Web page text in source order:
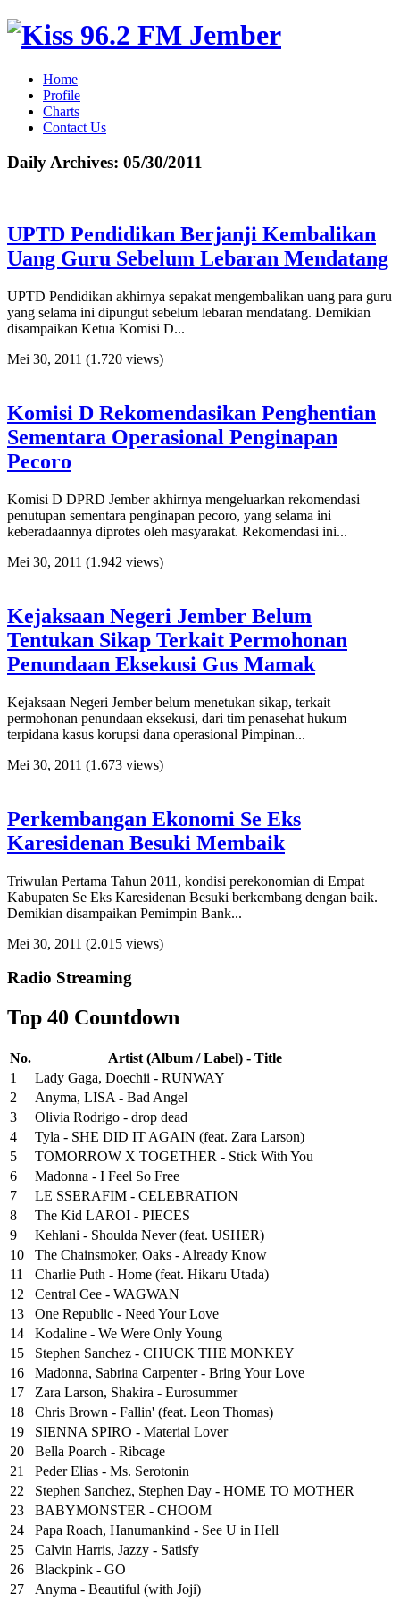
Home
Profile
Charts
Contact Us
Daily Archives: 05/30/2011
UPTD Pendidikan Berjanji Kembalikan
Uang Guru Sebelum Lebaran Mendatang
UPTD Pendidikan akhirnya sepakat mengembalikan uang para guru
yang selama ini dipungut sebelum lebaran mendatang. Demikian
disampaikan Ketua Komisi D...
Mei 30, 2011 (1.720 views)
Komisi D Rekomendasikan Penghentian
Sementara Operasional Penginapan
Pecoro
Komisi D DPRD Jember akhirnya mengeluarkan rekomendasi
penutupan sementara penginapan pecoro, yang selama ini
keberadaannya diprotes oleh masyarakat. Rekomendasi ini...
Mei 30, 2011 (1.942 views)
Kejaksaan Negeri Jember Belum
Tentukan Sikap Terkait Permohonan
Penundaan Eksekusi Gus Mamak
Kejaksaan Negeri Jember belum menetukan sikap, terkait
permohonan penundaan eksekusi, dari tim penasehat hukum
terpidana kasus korupsi dana operasional Pimpinan...
Mei 30, 2011 (1.673 views)
Perkembangan Ekonomi Se Eks
Karesidenan Besuki Membaik
Triwulan Pertama Tahun 2011, kondisi perekonomian di Empat
Kabupaten Se Eks Karesidenan Besuki berkembang dengan baik.
Demikian disampaikan Pemimpin Bank...
Mei 30, 2011 (2.015 views)
Radio Streaming
Top 40 Countdown
No.
Artist (Album / Label) - Title
1
Lady Gaga, Doechii - RUNWAY
2
Anyma, LISA - Bad Angel
3
Olivia Rodrigo - drop dead
4
Tyla - SHE DID IT AGAIN (feat. Zara Larson)
5
TOMORROW X TOGETHER - Stick With You
6
Madonna - I Feel So Free
7
LE SSERAFIM - CELEBRATION
8
The Kid LAROI - PIECES
9
Kehlani - Shoulda Never (feat. USHER)
10
The Chainsmoker, Oaks - Already Know
11
Charlie Puth - Home (feat. Hikaru Utada)
12
Central Cee - WAGWAN
13
One Republic - Need Your Love
14
Kodaline - We Were Only Young
15
Stephen Sanchez - CHUCK THE MONKEY
16
Madonna, Sabrina Carpenter - Bring Your Love
17
Zara Larson, Shakira - Eurosummer
18
Chris Brown - Fallin' (feat. Leon Thomas)
19
SIENNA SPIRO - Material Lover
20
Bella Poarch - Ribcage
21
Peder Elias - Ms. Serotonin
22
Stephen Sanchez, Stephen Day - HOME TO MOTHER
23
BABYMONSTER - CHOOM
24
Papa Roach, Hanumankind - See U in Hell
25
⁠Calvin Harris, Jazzy - Satisfy
26
Blackpink - GO
27
Anyma - Beautiful (with Joji)